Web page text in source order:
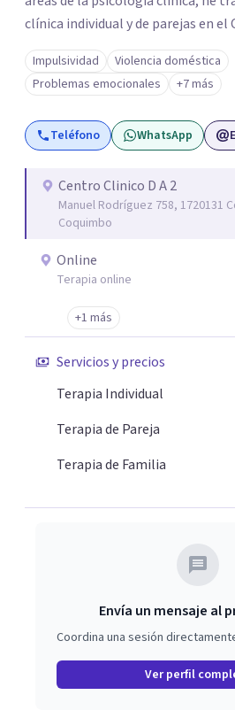
clínica individual y de parejas en el
Pareja y el Centro de Diálisis
Programa de Resocialización Para
Violencia contra la Pareja
la Universidad de Aconcagua
Psicología Social y Teoría de
Impulsividad
Violencia doméstica
Problemas emocionales
+7 más
Teléfono WhatsApp
Centro Clinico D A 2
Manuel Rodríguez 758, 1720131
Coquimbo
Online
Terapia online
+1 más
Servicios y precios
Terapia Individual
Terapia de Pareja
Terapia de Familia
Envía un mensaje al
Coordina una sesión
Ver perfil